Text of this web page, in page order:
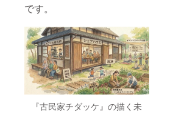
です。
『古民家チダッケ』の描く未